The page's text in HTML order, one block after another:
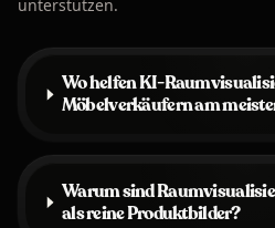
unterstützen.
Wo helfen KI-
Möbelverkäufern am
Warum sind
als reine Produktbilder?